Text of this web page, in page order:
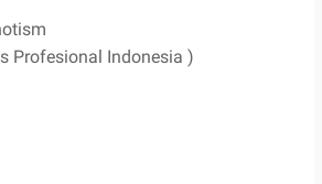
Profesional Indonesia )